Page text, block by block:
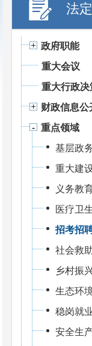
法
政府职能
重大会议
重大行政决
财政信息公
重点领域
基层政
重大建
义务教
医疗卫
招考招
社会救
乡村振
生态环
稳岗就
安全生